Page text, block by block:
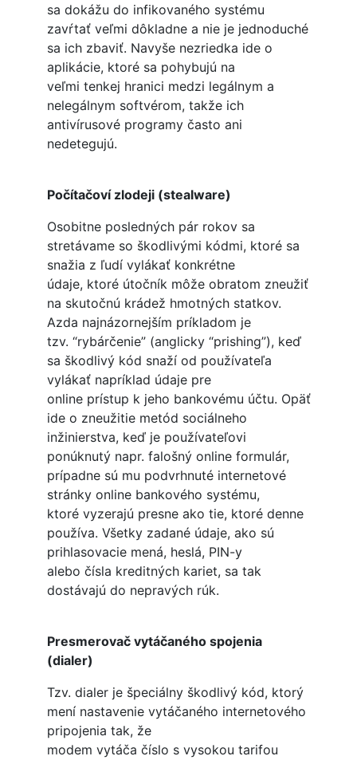
sa dokážu do infikovaného systému
zavŕtať veľmi dôkladne a nie je jednoduché
sa ich zbaviť. Navyše nezriedka ide o
aplikácie, ktoré sa pohybujú na
veľmi tenkej hranici medzi legálnym a
nelegálnym softvérom, takže ich
antivírusové programy často ani
nedetegujú.
Počítačoví zlodeji (stealware)
Osobitne posledných pár rokov sa
stretávame so škodlivými kódmi, ktoré sa
snažia z ľudí vylákať konkrétne
údaje, ktoré útočník môže obratom zneužiť
na skutočnú krádež hmotných statkov.
Azda najnázornejším príkladom je
tzv. “rybárčenie” (anglicky “prishing”), keď
sa škodlivý kód snaží od používateľa
vylákať napríklad údaje pre
online prístup k jeho bankovému účtu. Opäť
ide o zneužitie metód sociálneho
inžinierstva, keď je používateľovi
ponúknutý napr. falošný online formulár,
prípadne sú mu podvrhnuté internetové
stránky online bankového systému,
ktoré vyzerajú presne ako tie, ktoré denne
používa. Všetky zadané údaje, ako sú
prihlasovacie mená, heslá, PIN-y
alebo čísla kreditných kariet, sa tak
dostávajú do nepravých rúk.
Presmerovač vytáčaného spojenia
(dialer)
Tzv. dialer je špeciálny škodlivý kód, ktorý
mení nastavenie vytáčaného internetového
pripojenia tak, že
modem vytáča číslo s vysokou tarifou